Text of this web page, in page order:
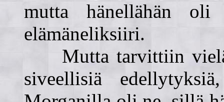
mutta hänellähän
elämäneliksiiri.
Mutta tarvittiin vielä
siveellisiä